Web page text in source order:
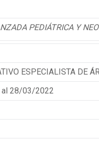
PEDIÁTRICA Y
ESPECIALISTA DE
28/03/2022